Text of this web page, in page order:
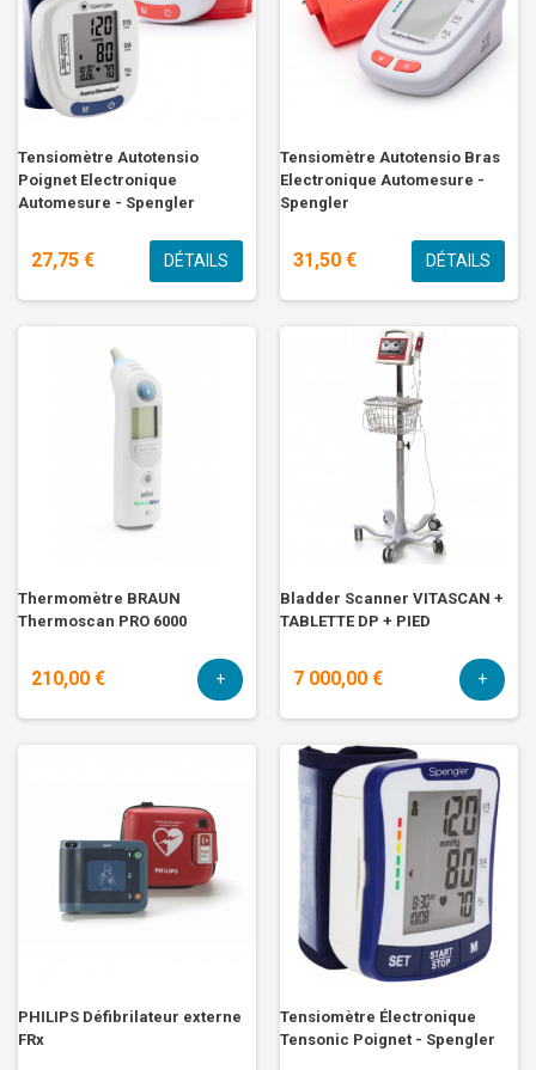
Tensiomètre Autotensio
Poignet Electronique
Automesure - Spengler
27,75 € DÉTAILS
Tensiomètre Autotensio Bras
Electronique Automesure -
Spengler
31,50 € DÉTAILS
Thermomètre BRAUN
Thermoscan PRO 6000
210,00 € +
Bladder Scanner VITASCAN +
TABLETTE DP + PIED
7 000,00 € +
PHILIPS Défibrilateur externe
FRx
Tensiomètre Électronique
Tensonic Poignet - Spengler